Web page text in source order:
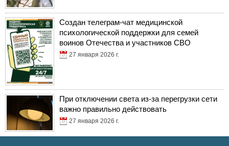
Создан телеграм-чат медицинской
психологической поддержки для семей
воинов Отечества и участников СВО
27 января 2026 г.
При отключении света из-за перегрузки сети
важно правильно действовать
27 января 2026 г.